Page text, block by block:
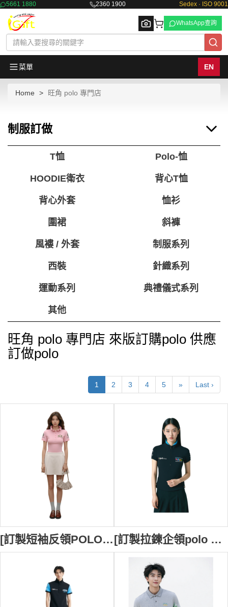
5661 1880 2360 1900 Sedex · ISO 9001
WhatsApp查詢
菜單 EN
Home 旺角 polo 專門店
制服訂做
T恤 Polo-恤
HOODIE衛衣 背心T恤
背心外套 恤衫
圍裙 斜褲
風褸 / 外套 制服系列
西裝 針織系列
運動系列 典禮儀式系列
其他
旺角 polo 專門店 來版訂購polo 供應
訂做polo
1 2 3 4 5 » Last ›
[訂製短袖反領POLO] | 粉色POLO衫 | 繡花logo | 修身女裝Polo恤 | Polo恤供應商 | 96.5%C + 3.5%sp | 女款5顆，男款及兒童 3顆. 紐扣為粉紅色扣 | P1901 [訂製拉鍊企領polo 衫-短袖] | 深藍色POLO衫 | 繡花logo | 修身女裝Polo恤 | Polo恤供應商 | 93% 棉 + 7% 氨纶 | 衫底開叉處加藍色人字帶內貼 | 內領藍色設計 | P1898